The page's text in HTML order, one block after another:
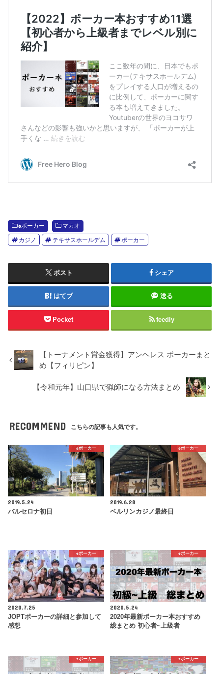
♠️ポーカー マカオ
カジノ テキサスホールデム ポーカー
ポスト シェア
はてブ 送る
Pocket feedly
【トーナメント賞金獲得】アンヘレス ポーカーまと
め【フィリピン】
【令和元年】山口県で猟師になる方法まとめ
RECOMMEND こちらの記事も人気です。
♠️ポーカー
2019.5.24
バルセロナ初日
♠️ポーカー
2019.6.28
ベルリンカジノ最終日
♠️ポーカー
2020.7.25
JOPTポーカーの詳細と参加して
感想
♠️ポーカー
2020.5.24
2020年最新ポーカー本おすすめ
総まとめ 初心者~上級者
♠️ポーカー ♠️ポーカー